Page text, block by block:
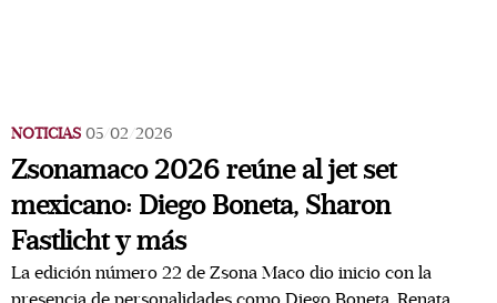
NOTICIAS 05/02/2026
Zsonamaco 2026 reúne al jet set
mexicano: Diego Boneta, Sharon
Fastlicht y más
La edición número 22 de Zsona Maco dio inicio con la